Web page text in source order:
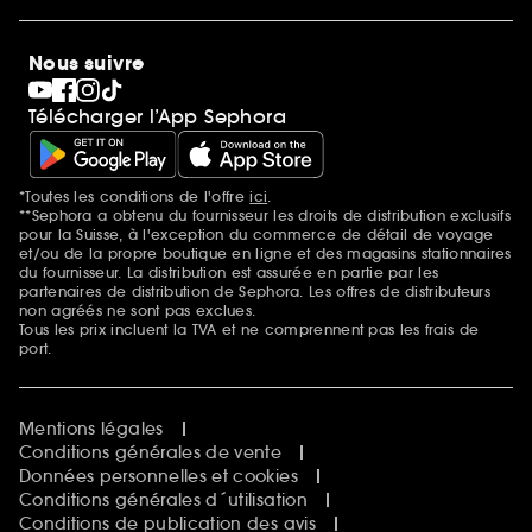
SEPHORA Prize
Clean at Sephora
Pride
Nous suivre
Télécharger l’App Sephora
Mentions additionnelles
*Toutes les conditions de l'offreici.
**Sephora a obtenu du fournisseur les droits de distribution exclusifs
pour la Suisse, à l'exception du commerce de détail de voyage
et/ou de la propre boutique en ligne et des magasins stationnaires
du fournisseur. La distribution est assurée en partie par les
partenaires de distribution de Sephora. Les offres de distributeurs
non agréés ne sont pas exclues.
Tous les prix incluent la TVA et ne comprennent pas les frais de
port.
Mentions légales
Conditions générales de vente
Données personnelles et cookies
Conditions générales d´utilisation
Conditions de publication des avis